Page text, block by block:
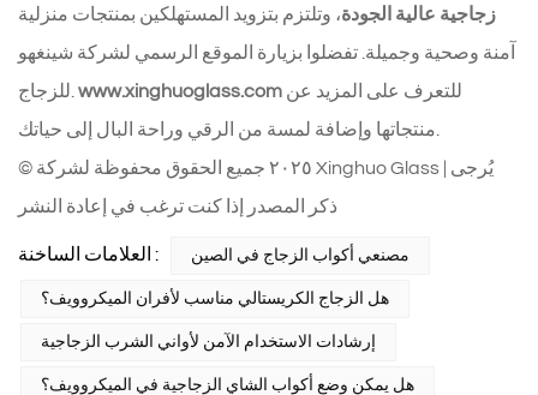
زجاجية عالية الجودة، وتلتزم بتزويد المستهلكين بمنتجات منزلية
آمنة وصحية وجميلة. تفضلوا بزيارة الموقع الرسمي لشركة شينغهو
www.xinghuoglass.com
© ٢٠٢٥ جميع الحقوق محفوظة لشركة Xinghuo Glass | يُرجى
ذكر المصدر إذا كنت ترغب في إعادة النشر
العلامات الساخنة : مصنعي أكواب الزجاج في الصين
هل الزجاج الكريستالي مناسب لأفران الميكروويف؟
إرشادات الاستخدام الآمن لأواني الشرب الزجاجية
هل يمكن وضع أكواب الشاي الزجاجية في الميكروويف؟